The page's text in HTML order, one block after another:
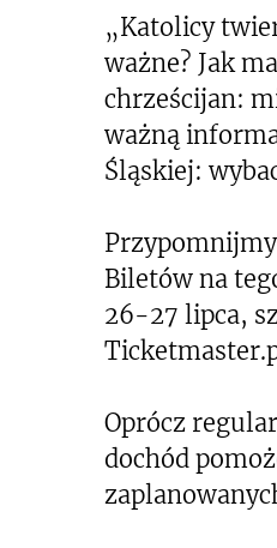
„Katolicy
ważne? Jak
chrześcijan:
ważną
Śląskiej:
Biletów na
26-27 lipca,
Oprócz
dochód